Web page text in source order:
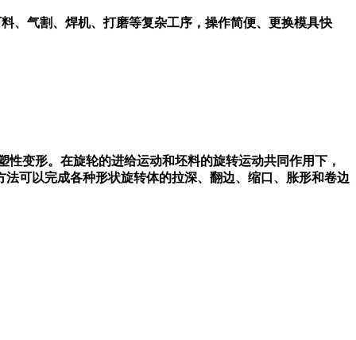
、气割、焊机、打磨等复杂工序，操作简便、更换模具快
变形。在旋轮的进给运动和坯料的旋转运动共同作用下，
可以完成各种形状旋转体的拉深、翻边、缩口、胀形和卷边